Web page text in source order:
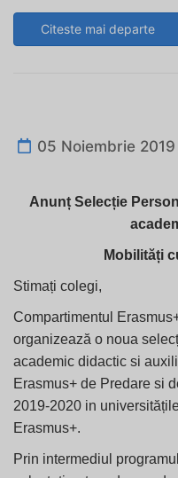
Citeste mai departe
05 Noiembrie 2019
Anunț Selecție
Mobilități
Stimați colegi,
Compartimentul
organizează o noua
academic didactic si
Erasmus+ de Predare si
2019-2020 in
Erasmus+.
Prin intermediul